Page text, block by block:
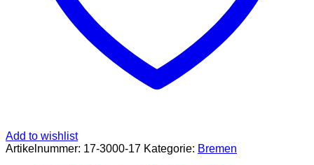
Add to wishlist
Artikelnummer: 17-3000-17 Kategorie: Bremen